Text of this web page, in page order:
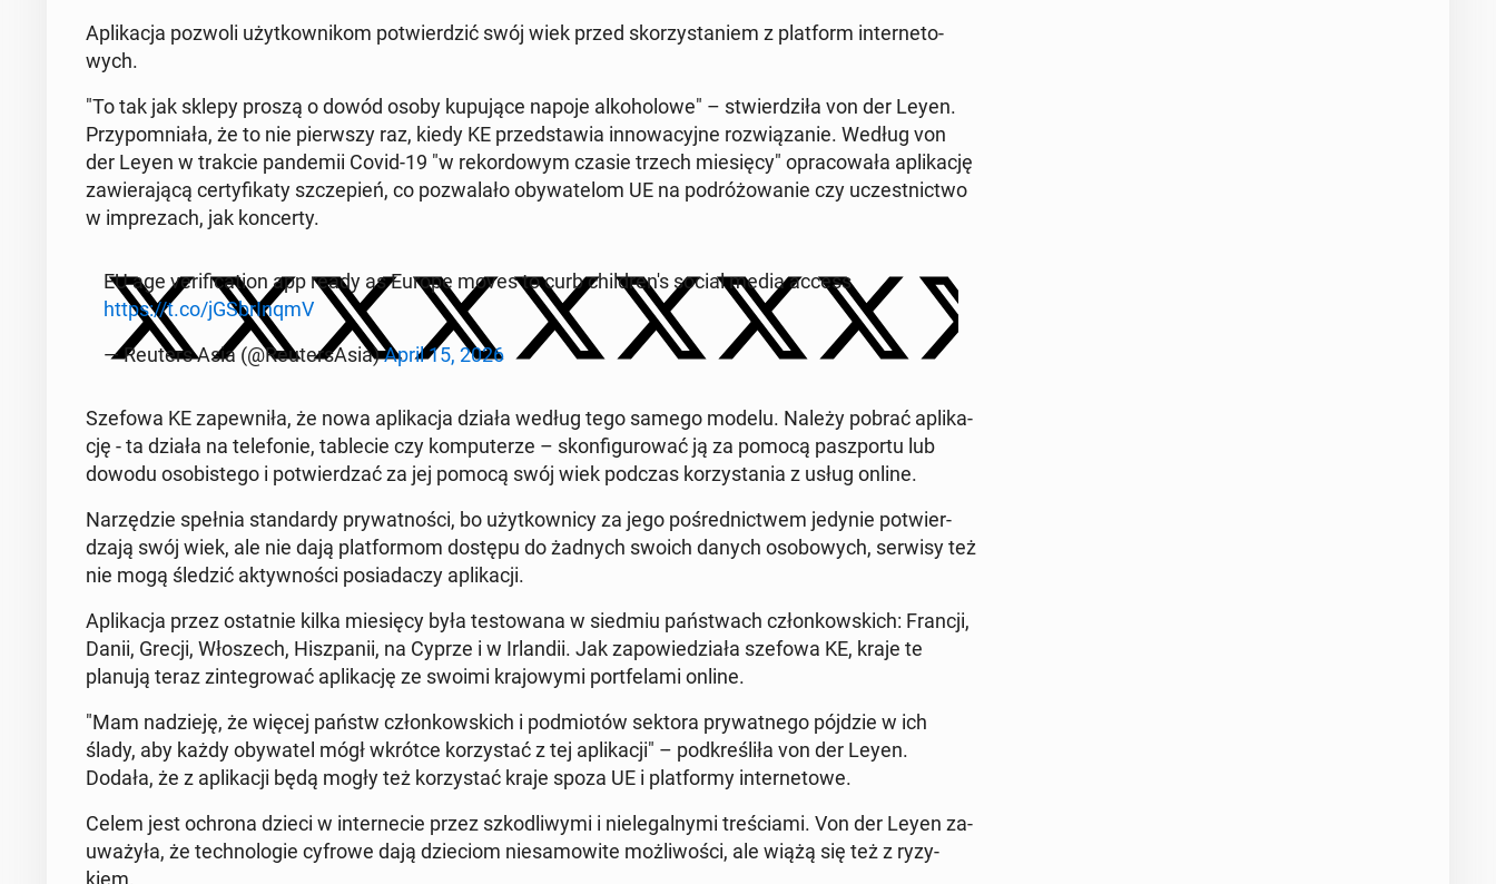
Apli­ka­cja pozwoli użyt­kow­ni­kom po­twier­dzić swój wiek przed sko­rzy­sta­niem z plat­form in­ter­ne­to­
wych.
"To tak jak sklepy proszą o dowód osoby ku­pu­ją­ce napoje al­ko­ho­lo­we" – stwier­dzi­ła von der Leyen.
Przy­po­mnia­ła, że to nie pierw­szy raz, kiedy KE przed­sta­wia in­no­wa­cyj­ne roz­wią­za­nie. Według von
der Leyen w trakcie pan­de­mii Covid-19 "w re­kor­do­wym czasie trzech mie­się­cy" opra­co­wa­ła apli­ka­cję
za­wie­ra­ją­cą cer­ty­fi­ka­ty szcze­pień, co po­zwa­la­ło oby­wa­te­lom UE na po­dró­żo­wa­nie czy uczest­nic­two
w im­pre­zach, jak kon­cer­ty.
EU age ve­ri­fi­ca­tion app ready as Europe moves to curb chil­dre­n's social media access
https://t.co/jGS­brI­nqmV
— Reuters Asia (@Reu­ter­sA­sia)April 15, 2026
Szefowa KE za­pew­ni­ła, że nowa apli­ka­cja działa według tego samego modelu. Należy pobrać apli­ka­
cję - ta działa na te­le­fo­nie, ta­ble­cie czy kom­pu­te­rze – skon­fi­gu­ro­wać ją za pomocą pasz­por­tu lub
dowodu oso­bi­ste­go i po­twier­dzać za jej pomocą swój wiek podczas ko­rzy­sta­nia z usług online.
Na­rzę­dzie spełnia stan­dar­dy pry­wat­no­ści, bo użyt­kow­ni­cy za jego po­śred­nic­twem jedynie po­twier­
dza­ją swój wiek, ale nie dają plat­for­mom dostępu do żadnych swoich danych oso­bo­wych, serwisy też
nie mogą śledzić ak­tyw­no­ści po­sia­da­czy apli­ka­cji.
Apli­ka­cja przez ostat­nie kilka mie­się­cy była te­sto­wa­na w siedmiu pań­stwach człon­kow­skich: Francji,
Danii, Grecji, Wło­szech, Hisz­pa­nii, na Cyprze i w Ir­lan­dii. Jak za­po­wie­dzia­ła szefowa KE, kraje te
planują teraz zin­te­gro­wać apli­ka­cję ze swoimi kra­jo­wy­mi port­fe­la­mi online.
"Mam na­dzie­ję, że więcej państw człon­kow­skich i pod­mio­tów sektora pry­wat­ne­go pójdzie w ich
ślady, aby każdy oby­wa­tel mógł wkrótce ko­rzy­stać z tej apli­ka­cji" – pod­kre­śli­ła von der Leyen.
Dodała, że z apli­ka­cji będą mogły też ko­rzy­stać kraje spoza UE i plat­for­my in­ter­ne­to­we.
Celem jest ochrona dzieci w in­ter­ne­cie przez szko­dli­wy­mi i nie­le­gal­ny­mi tre­ścia­mi. Von der Leyen za­
uwa­ży­ła, że tech­no­lo­gie cyfrowe dają dzie­ciom nie­sa­mo­wi­te moż­li­wo­ści, ale wiążą się też z ry­zy­
kiem.